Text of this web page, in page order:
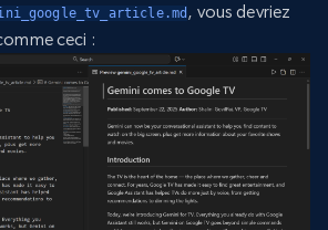
, vous devriez
ceci :